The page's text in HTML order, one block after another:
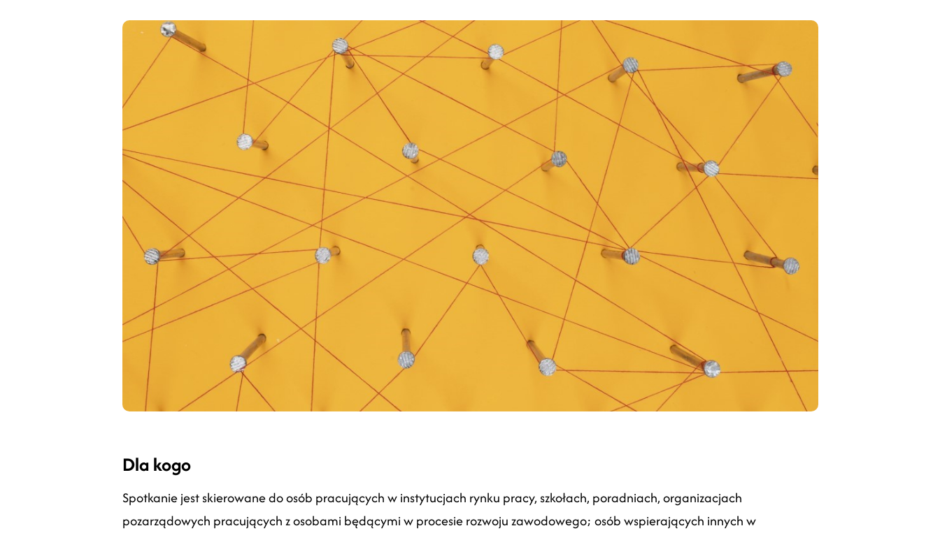
Dla kogo
Spotkanie jest skierowane do osób pracujących w instytucjach rynku pracy, szkołach, poradniach, organizacjach
pozarządowych pracujących z osobami będącymi w procesie rozwoju zawodowego; osób wspierających innych w